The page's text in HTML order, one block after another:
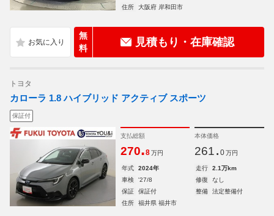
住所
大阪府 岸和田市
無
料
見積もり・在庫確認
トヨタ
カローラ 1.8 ハイブリッド アクティブ スポーツ
保証付
支払総額
270.8 万円
本体価格
261. 0 万円
年式 2024年 走行
2.1万km
車検
'27/8 修復
なし
保証
保証付 整備
法定整備付
住所
福井県 福井市